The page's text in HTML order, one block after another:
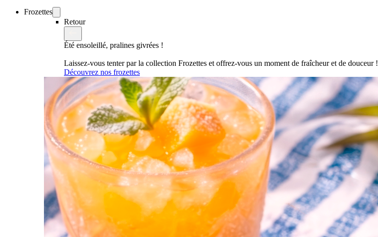
Frozettes
Retour
Été ensoleillé, pralines givrées !
Laissez-vous tenter par la collection Frozettes et offrez-vous un moment de fraîcheur et de douceur !
Découvrez nos frozettes